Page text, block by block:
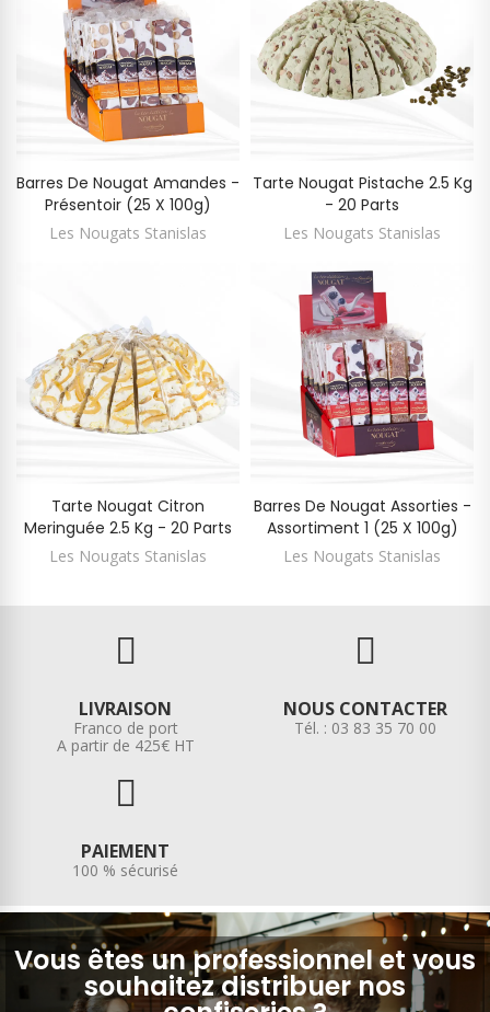
Barres De Nougat Amandes -
Présentoir (25 X 100g)
Les Nougats Stanislas
Tarte Nougat Pistache 2.5 Kg
- 20 Parts
Les Nougats Stanislas
Tarte Nougat Citron
Meringuée 2.5 Kg - 20 Parts
Les Nougats Stanislas
Barres De Nougat Assorties -
Assortiment 1 (25 X 100g)
Les Nougats Stanislas
LIVRAISON
Franco de port
A partir de 425€ HT
NOUS CONTACTER
Tél. : 03 83 35 70 00
PAIEMENT
100 % sécurisé
Vous êtes un professionnel et vous
souhaitez distribuer nos